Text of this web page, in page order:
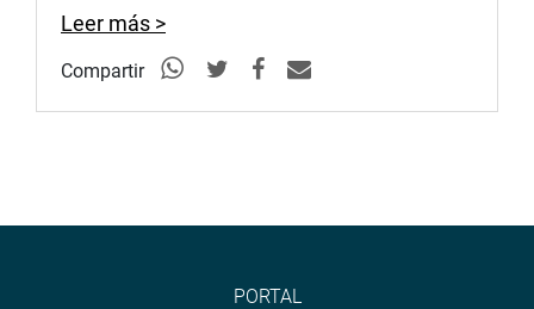
Leer más >
Compartir
PORTAL